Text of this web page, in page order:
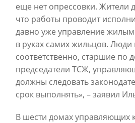
еще нет опрессовки. Жители
что работы проводит
давно уже управление
в руках самих жильцов. Люди
соответственно, старшие по
председатели ТСЖ,
должны следовать
срок выполнять», – заявил
В шести домах управляющих